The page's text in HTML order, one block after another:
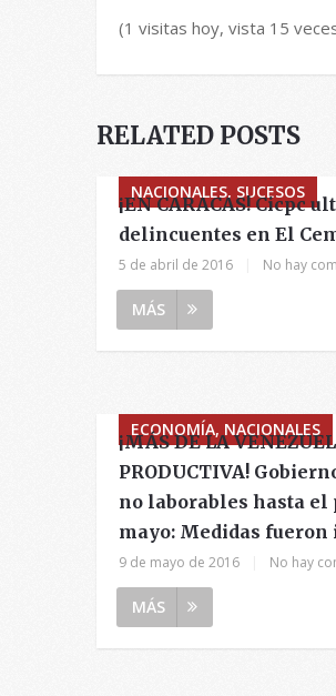
(1 visitas hoy, vista 15
RELATED POSTS
NACIONALES, SUCESOS
¡EN CARACAS! Cicpc
delincuentes en El
5 de abril de 2016 No hay
MÁS
ECONOMÍA, NACIONALES
¡MÁS DE LA
PRODUCTIVA!
no laborables hasta el
mayo: Medidas
9 de mayo de 2016 No hay
MÁS